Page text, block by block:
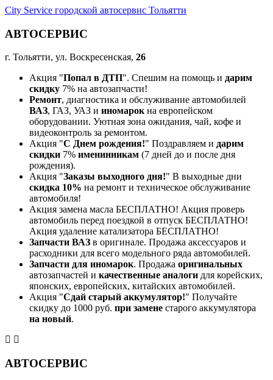
City Service городской автосервис Тольятти
АВТОСЕРВИС
г. Тольятти, ул. Воскресенская, 26
Акция "Попал в ДТП". Спешим на помощь и дарим
скидку 7% на автозапчасти!
Ремонт, диагностика и обслуживание автомобилей
ВАЗ, ГАЗ, УАЗ и иномарокна европейском
оборудовании. Уютная зона ожидания, чай, кофе и
видеоконтроль за ремонтом.
Акция "С Днем рождения!" Поздравляем и дарим
скидки 7% именинникам (7 дней до и после дня
рождения).
Акция "Заказы выходного дня!" В выходные дни
скидка 10% на ремонт и техническое обслуживание
автомобиля!
Акция замена масла БЕСПЛАТНО! Акция проверь
автомобиль перед поездкой в отпуск БЕСПЛАТНО!
Акция удаление катализатора БЕСПЛАТНО!
Запчасти ВАЗ в оригинале. Продажа аксессуаров и
расходники для всего модельного ряда автомобилей.
Запчасти для иномарок. Продажа оригинальных
автозапчастей и качественные аналоги для корейских,
японских, европейских, китайских автомобилей.
Акция "Сдай старый аккумулятор!" Получайте
скидку до 1000 руб. при замене старого аккумулятора
на новый.
АВТОСЕРВИС